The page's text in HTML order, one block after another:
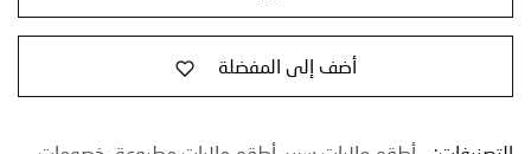
أضف إلى المفضلة